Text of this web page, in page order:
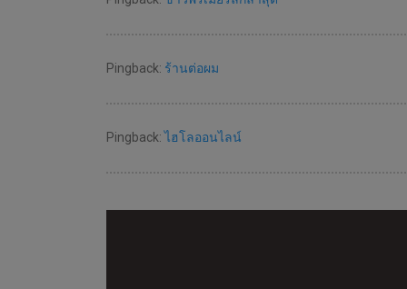
Pingback: ร้านต่อผม
Pingback:ไฮโลออนไลน์